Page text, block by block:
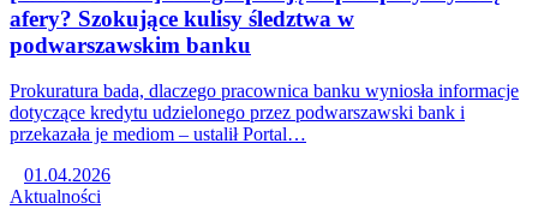
afery? Szokujące kulisy śledztwa w
podwarszawskim banku
Prokuratura bada, dlaczego pracownica banku wyniosła informacje
dotyczące kredytu udzielonego przez podwarszawski bank i
przekazała je mediom – ustalił Portal…
01.04.2026
Aktualności